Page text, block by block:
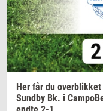
Jeg vil
muligt at
Her får du over­blik­ket
Sund­by Bk. i